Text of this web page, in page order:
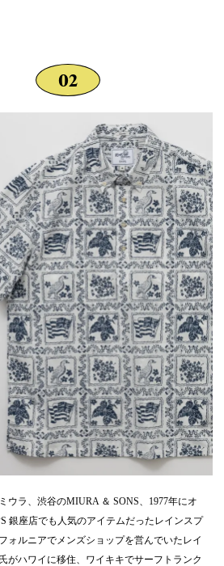
02
ウラ、渋谷のMIURA ＆ SONS、1977年にオ
銀座店でも人気のアイテムだったレインスプ
ォルニアでメンズショップを営んでいたレイ
がハワイに移住、ワイキキでサーフトランク